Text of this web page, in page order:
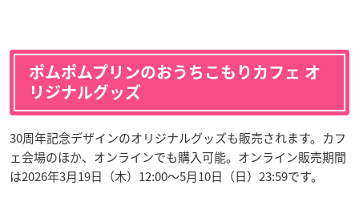
ポムポムプリンのおうちこもりカフェ オ
リジナルグッズ
30周年記念デザインのオリジナルグッズも販売されます。カフ
ェ会場のほか、オンラインでも購入可能。オンライン販売期間
は2026年3月19日（木）12:00〜5月10日（日）23:59です。